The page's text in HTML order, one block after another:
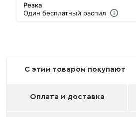
Резка
Один бесплатный распил
С этим товаром покупают
Оплата и доставка